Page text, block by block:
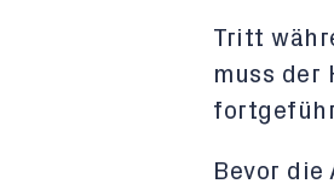
Tritt
muss der
Bevor